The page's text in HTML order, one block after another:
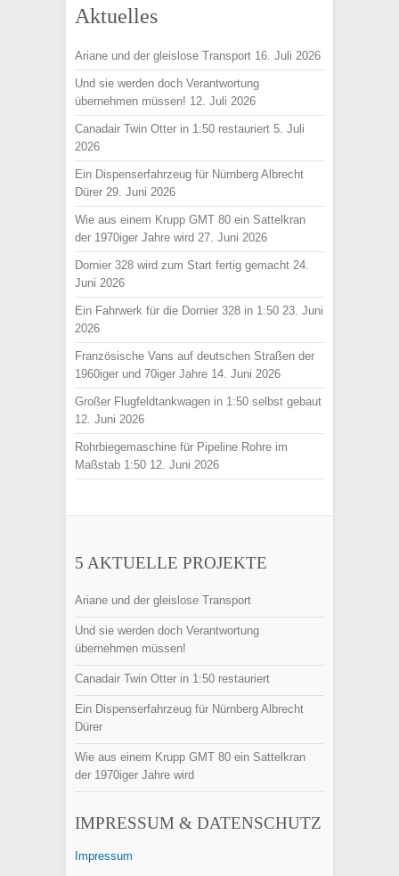
Aktuelles
Ariane und der gleislose Transport 16. Juli 2026
Und sie werden doch Verantwortung
übernehmen müssen! 12. Juli 2026
Canadair Twin Otter in 1:50 restauriert 5. Juli
2026
Ein Dispenserfahrzeug für Nürnberg Albrecht
Dürer 29. Juni 2026
Wie aus einem Krupp GMT 80 ein Sattelkran
der 1970iger Jahre wird 27. Juni 2026
Dornier 328 wird zum Start fertig gemacht 24.
Juni 2026
Ein Fahrwerk für die Dornier 328 in 1:50 23. Juni
2026
Französische Vans auf deutschen Straßen der
1960iger und 70iger Jahre 14. Juni 2026
Großer Flugfeldtankwagen in 1:50 selbst gebaut
12. Juni 2026
Rohrbiegemaschine für Pipeline Rohre im
Maßstab 1:50 12. Juni 2026
5 AKTUELLE PROJEKTE
Ariane und der gleislose Transport
Und sie werden doch Verantwortung
übernehmen müssen!
Canadair Twin Otter in 1:50 restauriert
Ein Dispenserfahrzeug für Nürnberg Albrecht
Dürer
Wie aus einem Krupp GMT 80 ein Sattelkran
der 1970iger Jahre wird
IMPRESSUM & DATENSCHUTZ
Impressum